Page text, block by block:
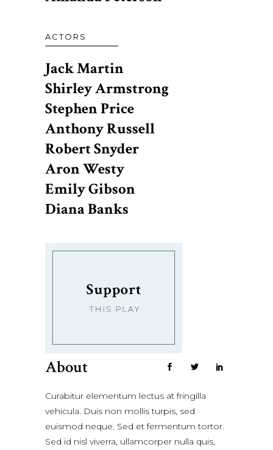
ACTORS
Jack Martin
Shirley Armstrong
Stephen Price
Anthony Russell
Robert Snyder
Aron Westy
Emily Gibson
Diana Banks
About
Curabitur elementum lectus at fringilla
vehicula. Duis non mollis turpis, sed
euismod neque. Sed et fermentum tortor.
Sed id nisl viverra, ullamcorper nulla quis,